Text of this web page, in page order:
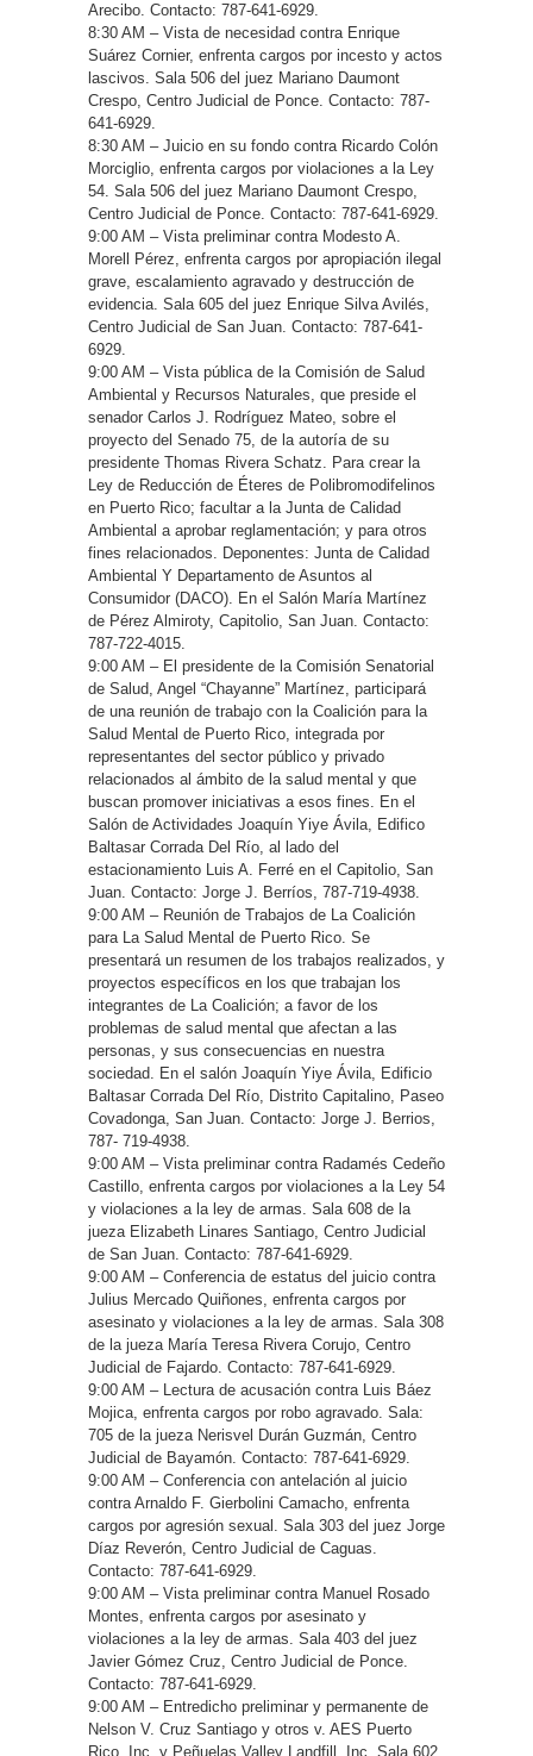
Arecibo. Contacto: 787-641-6929.
8:30 AM – Vista de necesidad contra Enrique
Suárez Cornier, enfrenta cargos por incesto y actos
lascivos. Sala 506 del juez Mariano Daumont
Crespo, Centro Judicial de Ponce. Contacto: 787-
641-6929.
8:30 AM – Juicio en su fondo contra Ricardo Colón
Morciglio, enfrenta cargos por violaciones a la Ley
54. Sala 506 del juez Mariano Daumont Crespo,
Centro Judicial de Ponce. Contacto: 787-641-6929.
9:00 AM – Vista preliminar contra Modesto A.
Morell Pérez, enfrenta cargos por apropiación ilegal
grave, escalamiento agravado y destrucción de
evidencia. Sala 605 del juez Enrique Silva Avilés,
Centro Judicial de San Juan. Contacto: 787-641-
6929.
9:00 AM – Vista pública de la Comisión de Salud
Ambiental y Recursos Naturales, que preside el
senador Carlos J. Rodríguez Mateo, sobre el
proyecto del Senado 75, de la autoría de su
presidente Thomas Rivera Schatz. Para crear la
Ley de Reducción de Éteres de Polibromodifelinos
en Puerto Rico; facultar a la Junta de Calidad
Ambiental a aprobar reglamentación; y para otros
fines relacionados. Deponentes: Junta de Calidad
Ambiental Y Departamento de Asuntos al
Consumidor (DACO). En el Salón María Martínez
de Pérez Almiroty, Capitolio, San Juan. Contacto:
787-722-4015.
9:00 AM – El presidente de la Comisión Senatorial
de Salud, Angel “Chayanne” Martínez, participará
de una reunión de trabajo con la Coalición para la
Salud Mental de Puerto Rico, integrada por
representantes del sector público y privado
relacionados al ámbito de la salud mental y que
buscan promover iniciativas a esos fines. En el
Salón de Actividades Joaquín Yiye Ávila, Edifico
Baltasar Corrada Del Río, al lado del
estacionamiento Luis A. Ferré en el Capitolio, San
Juan. Contacto: Jorge J. Berríos, 787-719-4938.
9:00 AM – Reunión de Trabajos de La Coalición
para La Salud Mental de Puerto Rico. Se
presentará un resumen de los trabajos realizados, y
proyectos específicos en los que trabajan los
integrantes de La Coalición; a favor de los
problemas de salud mental que afectan a las
personas, y sus consecuencias en nuestra
sociedad. En el salón Joaquín Yiye Ávila, Edificio
Baltasar Corrada Del Río, Distrito Capitalino, Paseo
Covadonga, San Juan. Contacto: Jorge J. Berrios,
787- 719-4938.
9:00 AM – Vista preliminar contra Radamés Cedeño
Castillo, enfrenta cargos por violaciones a la Ley 54
y violaciones a la ley de armas. Sala 608 de la
jueza Elizabeth Linares Santiago, Centro Judicial
de San Juan. Contacto: 787-641-6929.
9:00 AM – Conferencia de estatus del juicio contra
Julius Mercado Quiñones, enfrenta cargos por
asesinato y violaciones a la ley de armas. Sala 308
de la jueza María Teresa Rivera Corujo, Centro
Judicial de Fajardo. Contacto: 787-641-6929.
9:00 AM – Lectura de acusación contra Luis Báez
Mojica, enfrenta cargos por robo agravado. Sala:
705 de la jueza Nerisvel Durán Guzmán, Centro
Judicial de Bayamón. Contacto: 787-641-6929.
9:00 AM – Conferencia con antelación al juicio
contra Arnaldo F. Gierbolini Camacho, enfrenta
cargos por agresión sexual. Sala 303 del juez Jorge
Díaz Reverón, Centro Judicial de Caguas.
Contacto: 787-641-6929.
9:00 AM – Vista preliminar contra Manuel Rosado
Montes, enfrenta cargos por asesinato y
violaciones a la ley de armas. Sala 403 del juez
Javier Gómez Cruz, Centro Judicial de Ponce.
Contacto: 787-641-6929.
9:00 AM – Entredicho preliminar y permanente de
Nelson V. Cruz Santiago y otros v. AES Puerto
Rico, Inc. y Peñuelas Valley Landfill, Inc. Sala 602